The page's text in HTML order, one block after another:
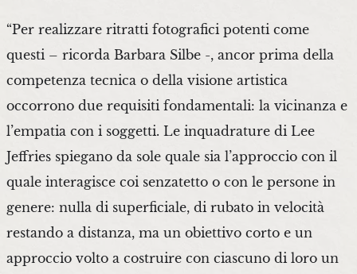
“Per realizzare ritratti fotografici potenti come
questi – ricorda Barbara Silbe -, ancor prima della
competenza tecnica o della visione artistica
occorrono due requisiti fondamentali: la vicinanza e
l’empatia con i soggetti. Le inquadrature di Lee
Jeffries spiegano da sole quale sia l’approccio con il
quale interagisce coi senzatetto o con le persone in
genere: nulla di superficiale, di rubato in velocità
restando a distanza, ma un obiettivo corto e un
approccio volto a costruire con ciascuno di loro un